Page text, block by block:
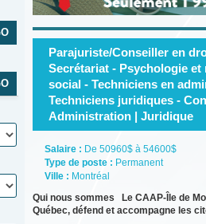
Parajuriste/Conseiller en
Secrétariat - Psychologie
social - Techniciens en
Techniciens juridiques -
Administration | Juridique
Salaire : De 50960$ à 54600$
Type de poste : Permanent
Ville : Montréal
Qui nous sommes Le CAAP-Île de
Québec, défend et accompagne les